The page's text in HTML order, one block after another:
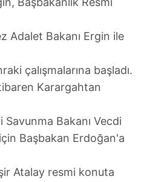
yapılması, amaçlarıyla
kullanılacaktır.
yer alan panel
Çerezlere ilişkin detaylı bilgi
Çerez Bilgilendirme
Kanunu uyarınca
okumak ve sitemizde
çerezlerle ilgili bilgi
Adalet Bakanı Ergin ile
çalışmalarına başladı.
Karargahtan
Savunma Bakanı Vecdi
Başbakan Erdoğan'a
Atalay resmi konuta